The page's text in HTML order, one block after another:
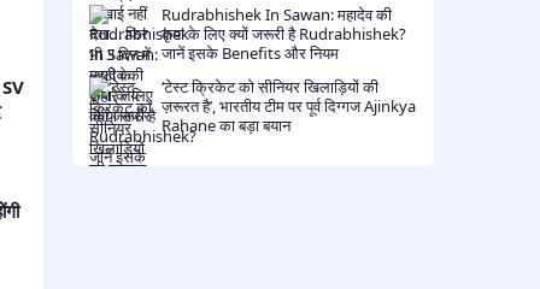
Rudrabhishek In Sawan: महादेव की
कृपा के लिए क्यों जरूरी है Rudrabhishek?
जानें इसके Benefits और नियम​
‘टेस्ट क्रिकेट को सीनियर खिलाड़ियों की
ज़रूरत है’, भारतीय टीम पर पूर्व दिग्गज Ajinkya
Rahane का बड़ा बयान​